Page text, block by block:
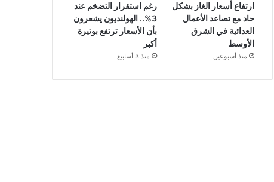
ارتفاع أسعار الغاز بشكل
حاد مع تصاعد الأعمال
العدائية في الشرق
الأوسط
منذ أسبوعين
رغم استقرار التضخم عند
3%.. الهولنديون يشعرون
بأن الأسعار ترتفع بوتيرة
أكبر
منذ 3 أسابيع